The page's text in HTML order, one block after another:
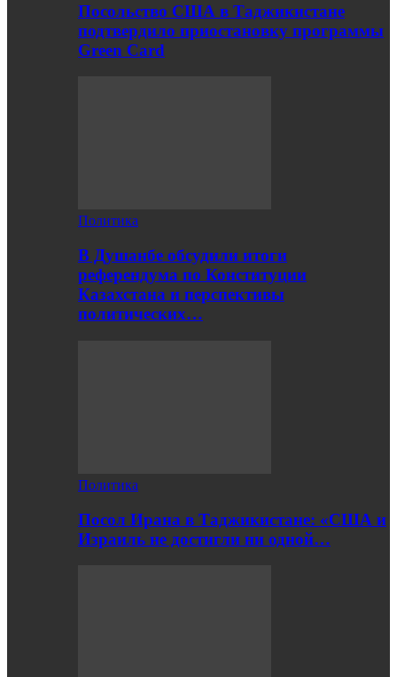
Посольство США в Таджикистане
подтвердило приостановку программы
Green Card
Политика
В Душанбе обсудили итоги
референдума по Конституции
Казахстана и перспективы
политических…
Политика
Посол Ирана в Таджикистане: «США и
Израиль не достигли ни одной…